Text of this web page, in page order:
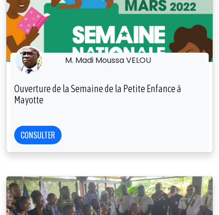
M. Madi Moussa VELOU
Ouverture de la Semaine de la Petite Enfance à
Mayotte
CONSULTER